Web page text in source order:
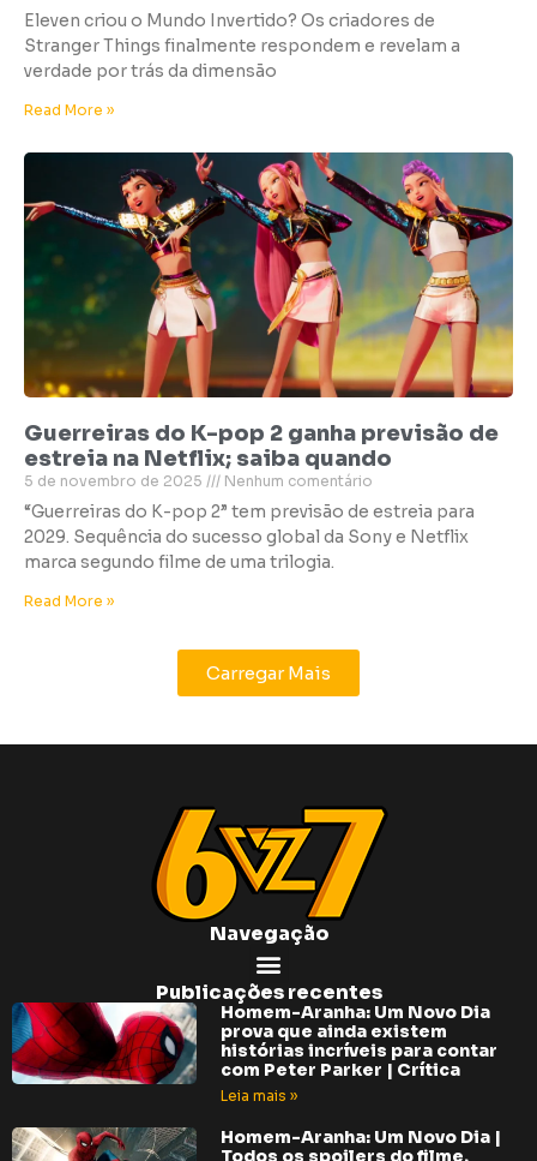
Eleven criou o Mundo Invertido? Os criadores de
Stranger Things finalmente respondem e revelam a
verdade por trás da dimensão
Read More »
Guerreiras do K-pop 2 ganha previsão de
estreia na Netflix; saiba quando
5 de novembro de 2025 Nenhum comentário
“Guerreiras do K-pop 2” tem previsão de estreia para
2029. Sequência do sucesso global da Sony e Netflix
marca segundo filme de uma trilogia.
Read More »
Carregar Mais
Navegação
Publicações recentes
Homem-Aranha: Um Novo Dia
prova que ainda existem
histórias incríveis para contar
com Peter Parker | Crítica
Leia mais »
Homem-Aranha: Um Novo Dia |
Todos os spoilers do filme,